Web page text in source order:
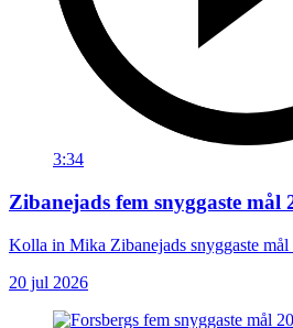
3:34
Zibanejads fem snyggaste mål
Kolla in Mika Zibanejads snyggaste mål
20 jul 2026